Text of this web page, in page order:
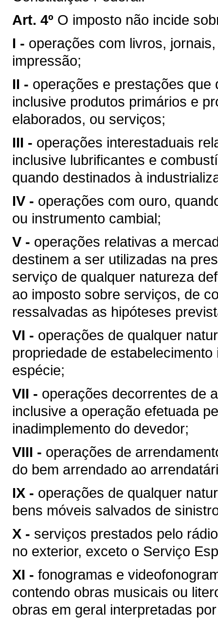
Art. 4º O imposto não incide
I - operações com livros,
impressão;
II - operações e prestações
inclusive produtos primários e
elaborados, ou serviços;
III - operações interestaduais
inclusive lubrificantes e
quando destinados à
IV - operações com ouro,
ou instrumento cambial;
V - operações relativas a
destinem a ser utilizadas na
serviço de qualquer natureza
ao imposto sobre serviços, de
ressalvadas as hipóteses
VI - operações de qualquer
propriedade de
espécie;
VII - operações decorrentes de
inclusive a operação efetuada
inadimplemento do devedor;
VIII - operações de
do bem arrendado ao
IX - operações de qualquer
bens móveis salvados de
X - serviços prestados pelo
no exterior, exceto o Serviço
XI - fonogramas e
contendo obras musicais ou
obras em geral interpretadas